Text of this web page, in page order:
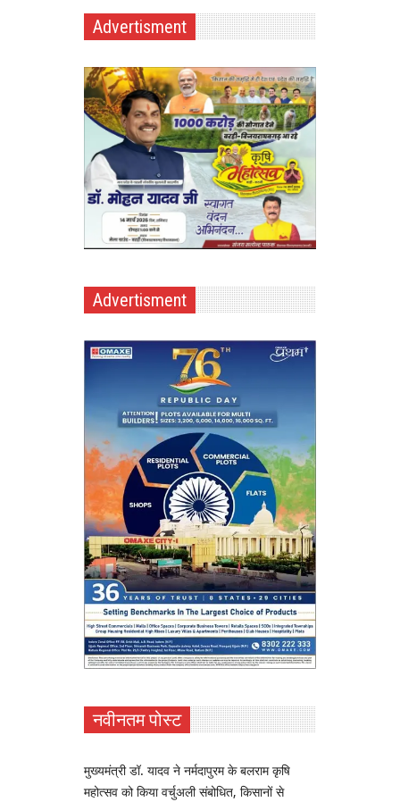
Advertisment
Advertisment
नवीनतम पोस्ट
मुख्यमंत्री डॉ. यादव ने नर्मदापुरम के बलराम कृषि
महोत्सव को किया वर्चुअली संबोधित, किसानों से